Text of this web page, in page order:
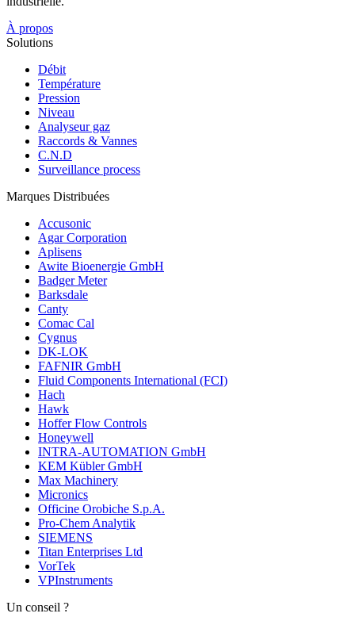
À propos
Solutions
Débit
Température
Pression
Niveau
Analyseur gaz
Raccords & Vannes
C.N.D
Surveillance process
Marques Distribuées
Accusonic
Agar Corporation
Aplisens
Awite Bioenergie GmbH
Badger Meter
Barksdale
Canty
Comac Cal
Cygnus
DK-LOK
FAFNIR GmbH
Fluid Components International (FCI)
Hach
Hawk
Hoffer Flow Controls
Honeywell
INTRA-AUTOMATION GmbH
KEM Kübler GmbH
Max Machinery
Micronics
Officine Orobiche S.p.A.
Pro-Chem Analytik
SIEMENS
Titan Enterprises Ltd
VorTek
VPInstruments
Un conseil ?